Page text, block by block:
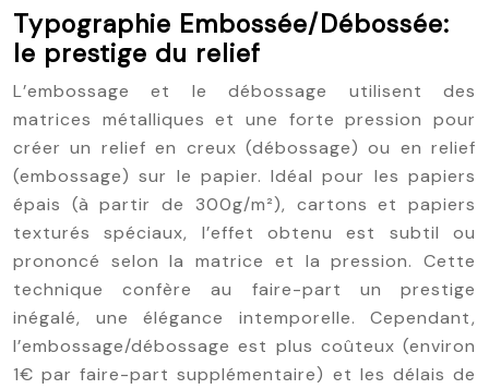
Typographie Embossée/Débossée:
le prestige du relief
L’embossage et le débossage utilisent des
matrices métalliques et une forte pression pour
créer un relief en creux (débossage) ou en relief
(embossage) sur le papier. Idéal pour les papiers
épais (à partir de 300g/m²), cartons et papiers
texturés spéciaux, l’effet obtenu est subtil ou
prononcé selon la matrice et la pression. Cette
technique confère au faire-part un prestige
inégalé, une élégance intemporelle. Cependant,
l’embossage/débossage est plus coûteux (environ
1€ par faire-part supplémentaire) et les délais de